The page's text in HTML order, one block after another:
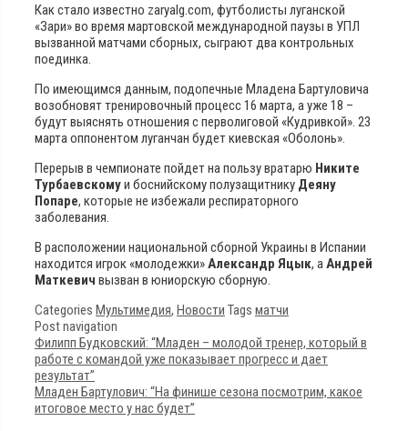
Как стало известно zaryalg.com, футболисты луганской
«Зари» во время мартовской международной паузы в УПЛ
вызванной матчами сборных, сыграют два контрольных
поединка.
По имеющимся данным, подопечные Младена Бартуловича
возобновят тренировочный процесс 16 марта, а уже 18 –
будут выяснять отношения с перволиговой «Кудривкой». 23
марта оппонентом луганчан будет киевская «Оболонь».
Перерыв в чемпионате пойдет на пользу вратарю Никите
Турбаевскомуи боснийскому полузащитнику Деяну
Попаре, которые не избежали респираторного
заболевания.
В расположении национальной сборной Украины в Испании
находится игрок «молодежки»Александр Яцык, аАндрей
Маткевич вызван в юниорскую сборную.
Categories Мультимедия, Новости Tags матчи
Post navigation
Филипп Будковский: “Младен – молодой тренер, который в
работе с командой уже показывает прогресс и дает
результат”
Младен Бартулович: “На финише сезона посмотрим, какое
итоговое место у нас будет”